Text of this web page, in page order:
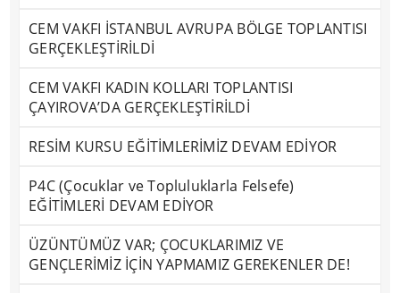
CEM VAKFI İSTANBUL AVRUPA BÖLGE TOPLANTISI
GERÇEKLEŞTİRİLDİ
CEM VAKFI KADIN KOLLARI TOPLANTISI
ÇAYIROVA’DA GERÇEKLEŞTİRİLDİ
RESİM KURSU EĞİTİMLERİMİZ DEVAM EDİYOR
P4C (Çocuklar ve Topluluklarla Felsefe)
EĞİTİMLERİ DEVAM EDİYOR
ÜZÜNTÜMÜZ VAR; ÇOCUKLARIMIZ VE
GENÇLERİMİZ İÇİN YAPMAMIZ GEREKENLER DE!